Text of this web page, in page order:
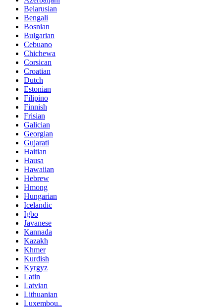
Belarusian
Bengali
Bosnian
Bulgarian
Cebuano
Chichewa
Corsican
Croatian
Dutch
Estonian
Filipino
Finnish
Frisian
Galician
Georgian
Gujarati
Haitian
Hausa
Hawaiian
Hebrew
Hmong
Hungarian
Icelandic
Igbo
Javanese
Kannada
Kazakh
Khmer
Kurdish
Kyrgyz
Latin
Latvian
Lithuanian
Luxembou..